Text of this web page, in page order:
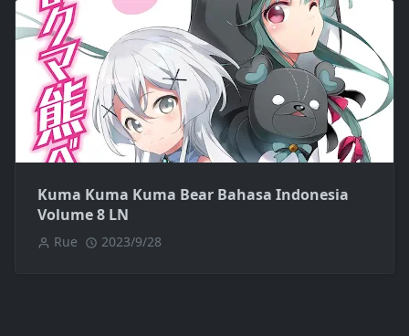
Kuma Kuma Kuma Bear Bahasa Indonesia
Volume 8 LN
Rue 2023/9/28